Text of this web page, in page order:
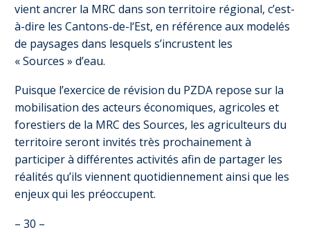
vient ancrer la MRC dans son territoire régional, c’est-
à-dire les Cantons-de-l‘Est, en référence aux modelés
de paysages dans lesquels s’incrustent les
« Sources » d’eau.
Puisque l’exercice de révision du PZDA repose sur la
mobilisation des acteurs économiques, agricoles et
forestiers de la MRC des Sources, les agriculteurs du
territoire seront invités très prochainement à
participer à différentes activités afin de partager les
réalités qu’ils viennent quotidiennement ainsi que les
enjeux qui les préoccupent.
– 30 –